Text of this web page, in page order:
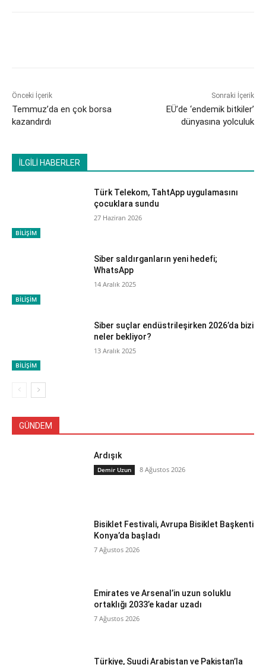
Önceki İçerik
Temmuz’da en çok borsa
kazandırdı
Sonraki İçerik
EÜ’de ‘endemik bitkiler’
dünyasına yolculuk
İLGİLİ HABERLER
BİLİŞİM
Türk Telekom, TahtApp uygulamasını
çocuklara sundu
27 Haziran 2026
BİLİŞİM
Siber saldırganların yeni hedefi;
WhatsApp
14 Aralık 2025
BİLİŞİM
Siber suçlar endüstrileşirken 2026’da bizi
neler bekliyor?
13 Aralık 2025
GÜNDEM
Ardışık
Demir Uzun 8 Ağustos 2026
Bisiklet Festivali, Avrupa Bisiklet Başkenti
Konya’da başladı
7 Ağustos 2026
Emirates ve Arsenal’in uzun soluklu
ortaklığı 2033’e kadar uzadı
7 Ağustos 2026
Türkiye, Suudi Arabistan ve Pakistan’la